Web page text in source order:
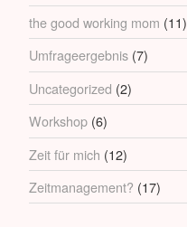
the good working mom (11)
Umfrageergebnis (7)
Uncategorized (2)
Workshop (6)
Zeit für mich (12)
Zeitmanagement? (17)